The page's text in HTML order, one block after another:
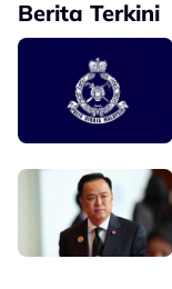
Berita Terkini